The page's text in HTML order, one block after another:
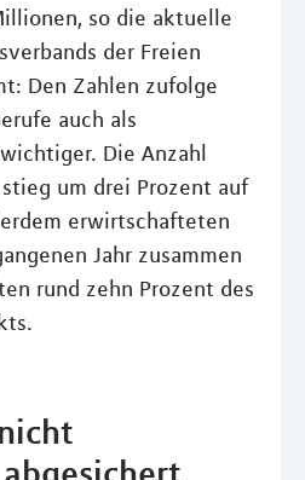
so die aktuelle
der Freien
Den Zahlen zufolge
auch als
Die Anzahl
um drei Prozent auf
erwirtschafteten
Jahr zusammen
rund zehn Prozent des